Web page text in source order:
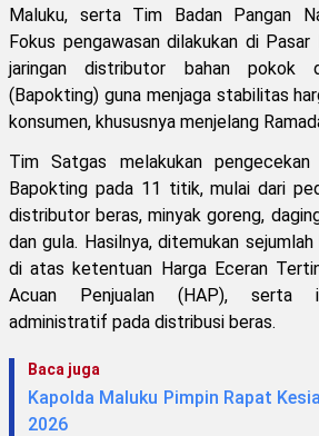
Maluku, serta Tim Badan Pangan
Fokus pengawasan dilakukan di
jaringan distributor bahan pokok
(Bapokting) guna menjaga stabilitas
konsumen, khususnya menjelang
Tim Satgas melakukan
Bapokting pada 11 titik, mulai dari
distributor beras, minyak goreng,
dan gula. Hasilnya, ditemukan
di atas ketentuan Harga Eceran
Acuan Penjualan (HAP), serta
administratif pada distribusi beras.
Baca juga
Kapolda Maluku Pimpin Rapat
2026